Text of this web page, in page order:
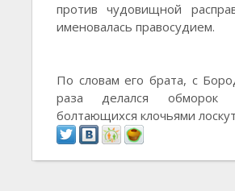
против чудовищной
именовалась правосудием.
По словам его брата, с
раза делался
болтающихся клочьями